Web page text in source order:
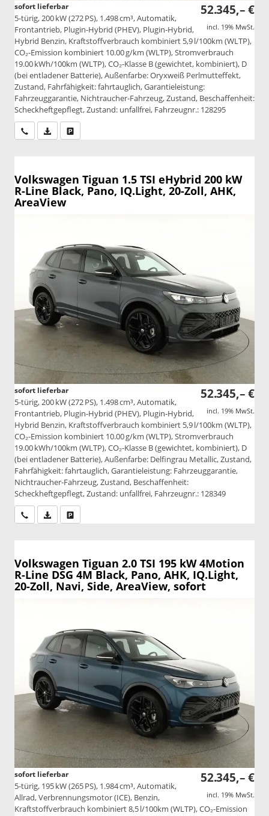
52.345,– €
incl. 19% MwSt.
sofort lieferbar
5-türig, 200 kW (272 PS), 1.498 cm³, Automatik,
Frontantrieb, Plugin-Hybrid (PHEV), Plugin-Hybrid,
Hybrid Benzin, Kraftstoffverbrauch kombiniert 5,9 l/100km (WLTP),
CO₂-Emission kombiniert 10.00 g/km (WLTP), Stromverbrauch
19.00 kWh/100km (WLTP), CO₂-Klasse B (gewichtet, kombiniert), D
(bei entladener Batterie), Außenfarbe: Oryxweiß Perlmutteffekt,
Zustand, Fahrfähigkeit: fahrtauglich, Garantieleistung:
Fahrzeuggarantie, Nichtraucher-Fahrzeug, Zustand, Beschaffenheit:
Scheckheftgepflegt, Zustand: unfallfrei, Fahrzeugnr.: 128295
Wir rufen Sie anPDF-Datei, Fahrzeugexposé drucken
Volkswagen Tiguan 1.5 TSI eHybrid 200 kW
R-Line Black, Pano, IQ.Light, 20-Zoll, AHK,
AreaView
52.345,– €
incl. 19% MwSt.
sofort lieferbar
5-türig, 200 kW (272 PS), 1.498 cm³, Automatik,
Frontantrieb, Plugin-Hybrid (PHEV), Plugin-Hybrid,
Hybrid Benzin, Kraftstoffverbrauch kombiniert 5,9 l/100km (WLTP),
CO₂-Emission kombiniert 10.00 g/km (WLTP), Stromverbrauch
19.00 kWh/100km (WLTP), CO₂-Klasse B (gewichtet, kombiniert), D
(bei entladener Batterie), Außenfarbe: Delfingrau Metallic, Zustand,
Fahrfähigkeit: fahrtauglich, Garantieleistung: Fahrzeuggarantie,
Nichtraucher-Fahrzeug, Zustand, Beschaffenheit:
Scheckheftgepflegt, Zustand: unfallfrei, Fahrzeugnr.: 128349
Wir rufen Sie anPDF-Datei, Fahrzeugexposé drucken
Volkswagen Tiguan 2.0 TSI 195 kW 4Motion
R-Line DSG 4M Black, Pano, AHK, IQ.Light,
20-Zoll, Navi, Side, AreaView, sofort
52.345,– €
incl. 19% MwSt.
sofort lieferbar
5-türig, 195 kW (265 PS), 1.984 cm³, Automatik,
Allrad, Verbrennungsmotor (ICE), Benzin,
Kraftstoffverbrauch kombiniert 8,5 l/100km (WLTP), CO₂-Emission